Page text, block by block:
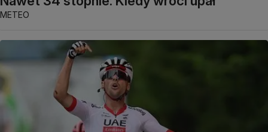
METEO